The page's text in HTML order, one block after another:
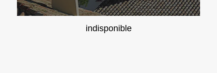
indisponible